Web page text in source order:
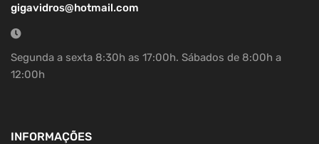
gigavidros@hotmail.com
Segunda a sexta 8:30h as 17:00h. Sábados de 8:00h a
12:00h
INFORMAÇÕES